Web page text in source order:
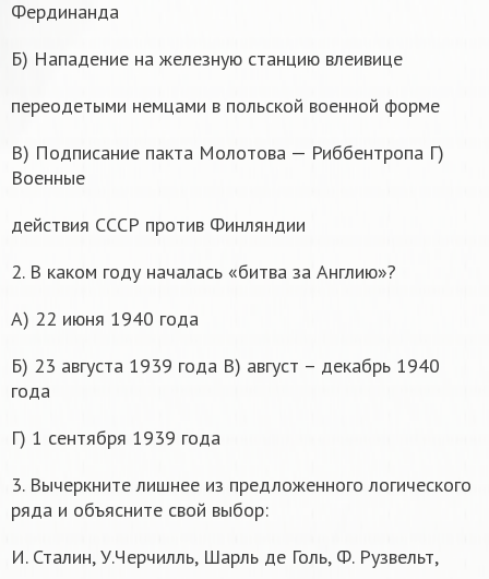
Фердинанда
Б) Нападение на железную станцию влеивице
переодетыми немцами в польской военной форме
В) Подписание пакта Молотова — Риббентропа Г)
Военные
действия СССР против Финляндии
2. В каком году началась «битва за Англию»?
А) 22 июня 1940 года
Б) 23 августа 1939 года В) август – декабрь 1940
года
Г) 1 сентября 1939 года
3. Вычеркните лишнее из предложенного логического
ряда и объясните свой выбор:
И. Сталин, У.Черчилль, Шарль де Голь, Ф. Рузвельт,